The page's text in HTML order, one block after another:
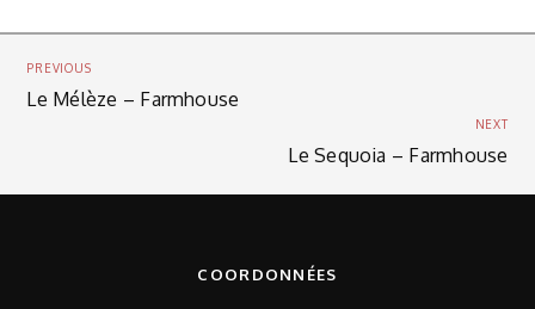
PREVIOUS
Le Mélèze – Farmhouse
NEXT
Le Sequoia – Farmhouse
COORDONNÉES